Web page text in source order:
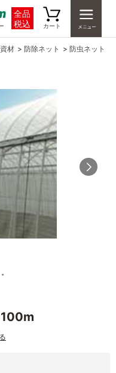
全品
税込
カート
材 > 防除ネット > 防虫ネット
100m